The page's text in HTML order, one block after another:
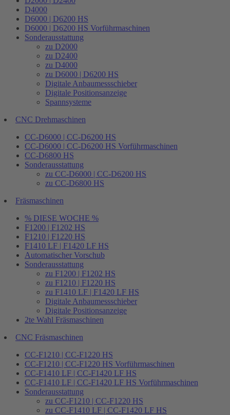
D4000
D6000 | D6200 HS
D6000 | D6200 HS Vorführmaschinen
Sonderausstattung
zu D2000
zu D2400
zu D4000
zu D6000 | D6200 HS
Digitale Anbaumessschieber
Digitale Positionsanzeige
Spannsysteme
CNC Drehmaschinen
CC-D6000 | CC-D6200 HS
CC-D6000 | CC-D6200 HS Vorführmaschinen
CC-D6800 HS
Sonderausstattung
zu CC-D6000 | CC-D6200 HS
zu CC-D6800 HS
Fräsmaschinen
% DIESE WOCHE %
F1200 | F1202 HS
F1210 | F1220 HS
F1410 LF | F1420 LF HS
Automatischer Vorschub
Sonderausstattung
zu F1200 | F1202 HS
zu F1210 | F1220 HS
zu F1410 LF | F1420 LF HS
Digitale Anbaumessschieber
Digitale Positionsanzeige
2te Wahl Fräsmaschinen
CNC Fräsmaschinen
CC-F1210 | CC-F1220 HS
CC-F1210 | CC-F1220 HS Vorführmaschinen
CC-F1410 LF | CC-F1420 LF HS
CC-F1410 LF | CC-F1420 LF HS Vorführmaschinen
Sonderausstattung
zu CC-F1210 | CC-F1220 HS
zu CC-F1410 LF | CC-F1420 LF HS